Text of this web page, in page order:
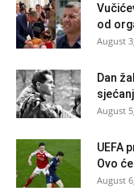
od
August
Dan
August
UEFA
Ovo
August